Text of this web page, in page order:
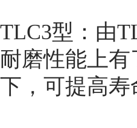
TLC3型：由
耐磨性能上
下，可提高